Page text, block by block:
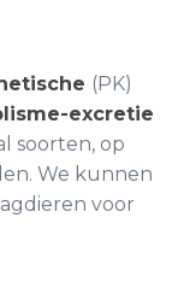
(PK)
excretie
soorten, op
We kunnen
voor